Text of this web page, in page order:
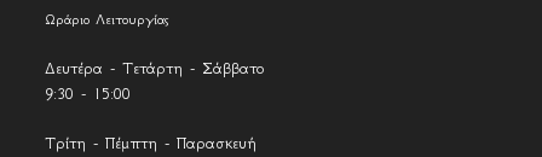
Ωράριο Λειτουργίας
Δευτέρα - Τετάρτη - Σάββατο
9:30 - 15:00
Τρίτη - Πέμπτη - Παρασκευή